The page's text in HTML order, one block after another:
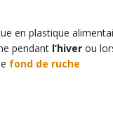
en plastique
pendant l’hiver ou
fond de ruche